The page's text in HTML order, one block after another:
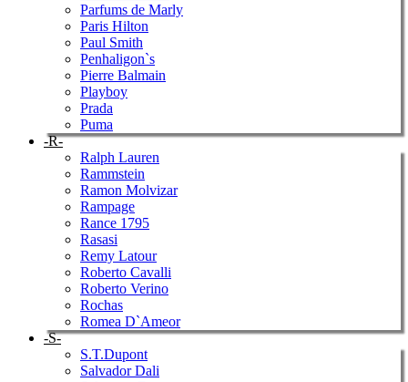
Parfums de Marly
Paris Hilton
Paul Smith
Penhaligon`s
Pierre Balmain
Playboy
Prada
Puma
-R-
Ralph Lauren
Rammstein
Ramon Molvizar
Rampage
Rance 1795
Rasasi
Remy Latour
Roberto Cavalli
Roberto Verino
Rochas
Romea D`Ameor
-S-
S.T.Dupont
Salvador Dali